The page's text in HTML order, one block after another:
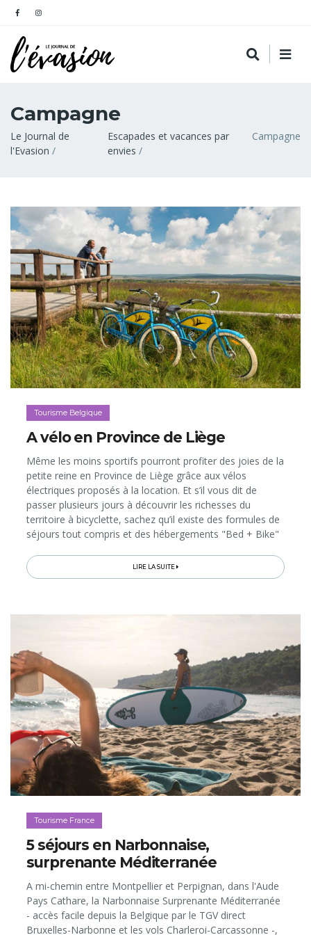
Campagne
Fil
d'Ariane
Le Journal de
l'Evasion
Escapades et vacances par
envies
Campagne
Tourisme Belgique
A vélo en Province de Liège
Même les moins sportifs pourront profiter des joies de la
petite reine en Province de Liège grâce aux vélos
électriques proposés à la location. Et s’il vous dit de
passer plusieurs jours à découvrir les richesses du
territoire à bicyclette, sachez qu’il existe des formules de
séjours tout compris et des hébergements "Bed + Bike"
LIRE LA SUITE
Tourisme France
5 séjours en Narbonnaise,
surprenante Méditerranée
A mi-chemin entre Montpellier et Perpignan, dans l'Aude
Pays Cathare, la Narbonnaise Surprenante Méditerranée
- accès facile depuis la Belgique par le TGV direct
Bruxelles-Narbonne et les vols Charleroi-Carcassonne -,